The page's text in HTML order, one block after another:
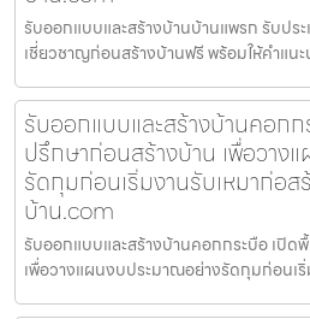
รับออกแบบและสร้างบ้านบ้านแพรก รับปร
เชี่ยวชาญก่อนสร้างบ้านฟรี พร้อมให้คำแน
รับออกแบบและสร้างบ้านคอก
ปรึกษาก่อนสร้างบ้าน เพื่อวาง
รัดกุมก่อนเริ่มงานรับเหมาก่อส
บ้าน.com
รับออกแบบและสร้างบ้านคอกกระบือ เปิด
เพื่อวางแผนงบประมาณอย่างรัดกุมก่อนเ